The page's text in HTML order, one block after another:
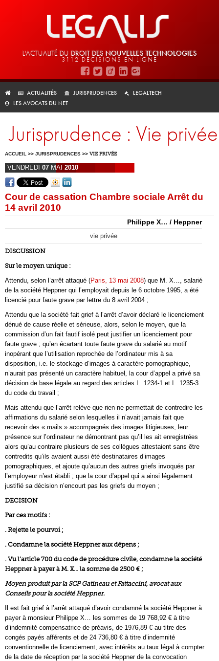
L'ACTUALITÉ DU DROIT DES NOUVELLES TECHNOLOGIES
3112 DÉCISIONS EN LIGNE
ACTUALITÉS JURISPRUDENCES
LEGALTECH
LES AVOCATS DU NET
Jurisprudence : Vie privée
ACCUEIL >> JURISPRUDENCES >> VIE PRIVÉE
VENDREDI 07 MAI 2010
Cour de cassation Chambre sociale Arrêt du
14 avril 2010
Philippe X… / Heppner
vie privée
DISCUSSION
Sur le moyen unique :
Attendu, selon l’arrêt attaqué (Paris, 13 mai 2008) que M. X…, salarié
de la société Heppner qui l’employait depuis le 6 octobre 1995, a été
licencié pour faute grave par lettre du 8 avril 2004 ;
Attendu que la société fait grief à l’arrêt d’avoir déclaré le licenciement
dénué de cause réelle et sérieuse, alors, selon le moyen, que la
commission d’un fait fautif isolé peut justifier un licenciement pour
faute grave ; qu’en écartant toute faute grave du salarié au motif
inopérant que l’utilisation reprochée de l’ordinateur mis à sa
disposition, i.e. le stockage d’images à caractère pornographique,
n’aurait pas présenté un caractère habituel, la cour d’appel a privé sa
décision de base légale au regard des articles L. 1234-1 et L. 1235-3
du code du travail ;
Mais attendu que l’arrêt relève que rien ne permettait de contredire les
affirmations du salarié selon lesquelles il n’avait jamais fait que
recevoir des « mails » accompagnés des images litigieuses, leur
présence sur l’ordinateur ne démontrant pas qu’il les ait enregistrées
alors qu’au contraire plusieurs de ses collègues attestaient sans être
contredits qu’ils avaient aussi été destinataires d’images
pornographiques, et ajoute qu’aucun des autres griefs invoqués par
l’employeur n’est établi ; que la cour d’appel qui a ainsi légalement
justifié sa décision n’encourt pas les griefs du moyen ;
DECISION
Par ces motifs :
. Rejette le pourvoi ;
. Condamne la société Heppner aux dépens ;
. Vu l’article 700 du code de procédure civile, condamne la société
Heppner à payer à M. X… la somme de 2500 € ;
Moyen produit par la SCP Gatineau et Fattaccini, avocat aux
Conseils pour la société Heppner.
Il est fait grief à l’arrêt attaqué d’avoir condamné la société Heppner à
payer à monsieur Philippe X… les sommes de 19 768,92 € à titre
d’indemnité compensatrice de préavis, de 1976,89 € au titre des
congés payés afférents et de 24 736,80 € à titre d’indemnité
conventionnelle de licenciement, avec intérêts au taux légal à compter
de la date de réception par la société Heppner de la convocation